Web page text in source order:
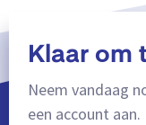
Klaar om
Neem vandaag
een account aan.